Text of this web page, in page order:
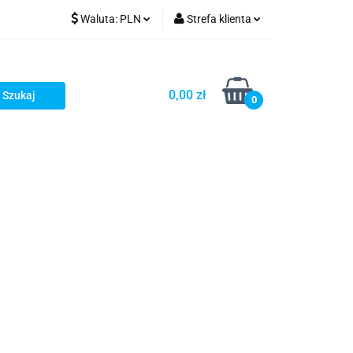
Waluta: PLN Strefa klienta
Zarejestruj się
Dodaj zgłoszenie
0,00 zł 0